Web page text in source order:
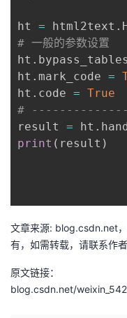
ht = html2text .
# 一般的参数设置
ht .
ht . mark_code =
ht . code = True
# --------------
result = ht .
print ( result )
文章来源: blog.csdn.net
有，如需转载，请联系作者
原文链接：
blog.csdn.net/